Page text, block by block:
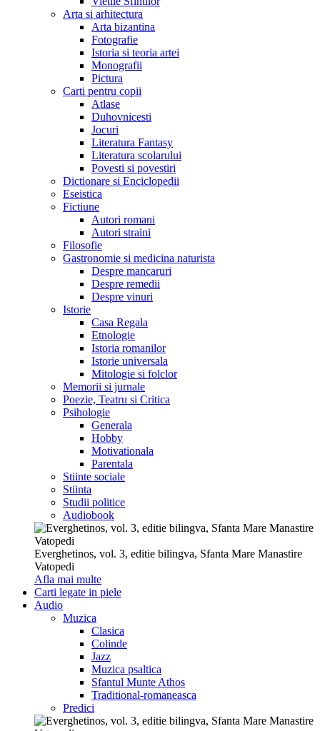
Arta si arhitectura
Arta bizantina
Fotografie
Istoria si teoria artei
Monografii
Pictura
Carti pentru copii
Atlase
Duhovnicesti
Jocuri
Literatura Fantasy
Literatura scolarului
Povesti si povestiri
Dictionare si Enciclopedii
Eseistica
Fictiune
Autori romani
Autori straini
Filosofie
Gastronomie si medicina naturista
Despre mancaruri
Despre remedii
Despre vinuri
Istorie
Casa Regala
Etnologie
Istoria romanilor
Istorie universala
Mitologie si folclor
Memorii si jurnale
Poezie, Teatru si Critica
Psihologie
Generala
Hobby
Motivationala
Parentala
Stiinte sociale
Stiinta
Studii politice
Audiobook
Everghetinos, vol. 3, editie bilingva, Sfanta Mare Manastire
Vatopedi
Afla mai multe
Carti legate in piele
Audio
Muzica
Clasica
Colinde
Jazz
Muzica psaltica
Sfantul Munte Athos
Traditional-romaneasca
Predici